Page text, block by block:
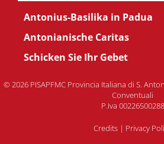
Antonius-Basilika in Padua
Antonianische Caritas
Schicken Sie Ihr Gebet
© 2026 PISAPFMC Provincia Italiana di S.
Conventuali
P.Iva 00226500288
Credits | Privacy